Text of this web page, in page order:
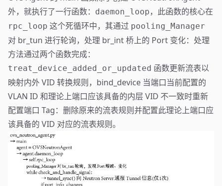
外，就执行了一行函数：
daemon_loop，此函数的核心在
rpc_loop 这个死循环中，其通过 pooling_Manager
对 br_tun 进行轮询，处理 br_int 桥上的 Port 变化：处理
方法通过两个函数完成：
treat_device_added_or_updated 函数更新流表以
映射内外 VID 转换规则，bind_device 当端口当前配置的
VLAN ID 和理论上端口应该具备的内层 VID 不一致时重新
配置端口 Tag：删除原来的流表规则并配置此理论上端口应
该具备的 VID 对应的流表规则。